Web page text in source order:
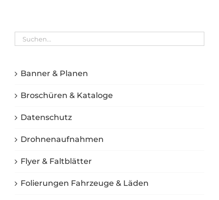
Banner & Planen
Broschüren & Kataloge
Datenschutz
Drohnenaufnahmen
Flyer & Faltblätter
Folierungen Fahrzeuge & Läden